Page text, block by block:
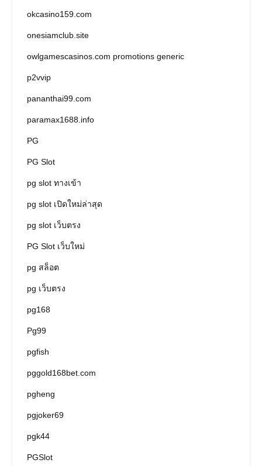
okcasino159.com
onesiamclub.site
owlgamescasinos.com promotions generic
p2vvip
pananthai99.com
paramax1688.info
PG
PG Slot
pg slot ทางเข้า
pg slot เปิดใหม่ล่าสุด
pg slot เว็บตรง
PG Slot เว็บใหม่
pg สล็อต
pg เว็บตรง
pg168
Pg99
pgfish
pggold168bet.com
pgheng
pgjoker69
pgk44
PGSlot